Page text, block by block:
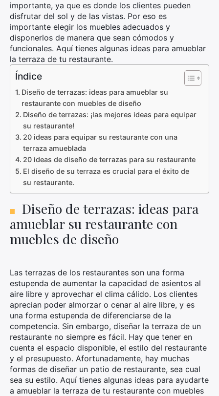
importante, ya que es donde los clientes pueden
disfrutar del sol y de las vistas. Por eso es
importante elegir los muebles adecuados y
disponerlos de manera que sean cómodos y
funcionales. Aquí tienes algunas ideas para amueblar
la terraza de tu restaurante.
Índice
Diseño de terrazas: ideas para amueblar su
restaurante con muebles de diseño
Diseño de terrazas: ¡las mejores ideas para equipar
su restaurante!
20 ideas para equipar su restaurante con una
terraza amueblada
20 ideas de diseño de terrazas para su restaurante
El diseño de su terraza es crucial para el éxito de
su restaurante.
Diseño de terrazas: ideas para
amueblar su restaurante con
muebles de diseño
Las terrazas de los restaurantes son una forma
estupenda de aumentar la capacidad de asientos al
aire libre y aprovechar el clima cálido. Los clientes
aprecian poder almorzar o cenar al aire libre, y es
una forma estupenda de diferenciarse de la
competencia. Sin embargo, diseñar la terraza de un
restaurante no siempre es fácil. Hay que tener en
cuenta el espacio disponible, el estilo del restaurante
y el presupuesto. Afortunadamente, hay muchas
formas de diseñar un patio de restaurante, sea cual
sea su estilo. Aquí tienes algunas ideas para ayudarte
a amueblar la terraza de tu restaurante con muebles